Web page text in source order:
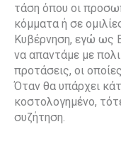
τάση όπου οι
κόμματα ή σε
Κυβέρνηση, εγώ ως
να απαντάμε με
προτάσεις, οι
Όταν θα υπάρχει
κοστολογημένο,
συζήτηση.